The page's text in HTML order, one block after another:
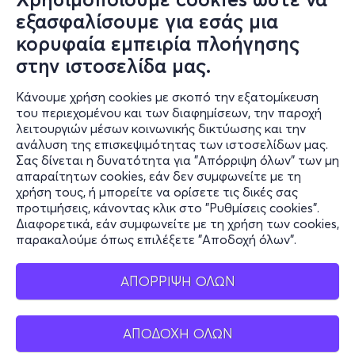
εξασφαλίσουμε για εσάς μια
κορυφαία εμπειρία πλοήγησης
στην ιστοσελίδα μας.
Κάνουμε χρήση cookies με σκοπό την εξατομίκευση
του περιεχομένου και των διαφημίσεων, την παροχή
λειτουργιών μέσων κοινωνικής δικτύωσης και την
ανάλυση της επισκεψιμότητας των ιστοσελίδων μας.
Σας δίνεται η δυνατότητα για "Απόρριψη όλων" των μη
απαραίτητων cookies, εάν δεν συμφωνείτε με τη
χρήση τους, ή μπορείτε να ορίσετε τις δικές σας
προτιμήσεις, κάνοντας κλικ στο "Ρυθμίσεις cookies".
Διαφορετικά, εάν συμφωνείτε με τη χρήση των cookies,
παρακαλούμε όπως επιλέξετε "Αποδοχή όλων".
ΑΠΟΡΡΙΨΗ ΟΛΩΝ
ΑΠΟΔΟΧΗ ΟΛΩΝ
Συχνές ερωτήσεις και
επικοινωνία
Ο online κόσμος μας
Public GR
Public CY
Publicbusiness.gr
Public + home
Book Friends
Public Blog
Η Spotify Λίστα μας